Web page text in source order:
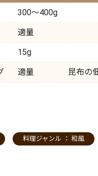
300～400g
適量
15g
適量 昆布の
料理ジャンル ： 和風